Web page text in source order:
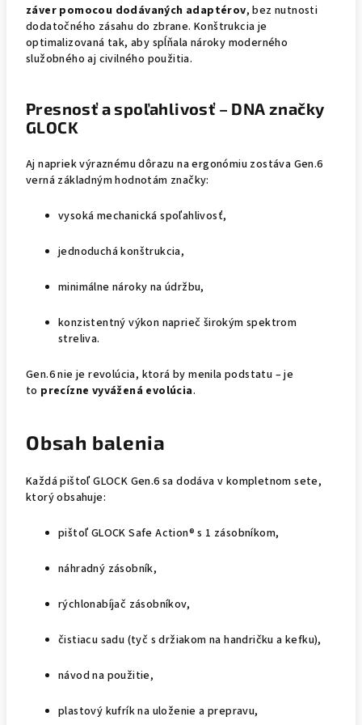
záver pomocou dodávaných adaptérov, bez nutnosti
dodatočného zásahu do zbrane. Konštrukcia je
optimalizovaná tak, aby spĺňala nároky moderného
služobného aj civilného použitia.
Presnosť a spoľahlivosť – DNA značky
GLOCK
Aj napriek výraznému dôrazu na ergonómiu zostáva Gen.6
verná základným hodnotám značky:
vysoká mechanická spoľahlivosť,
jednoduchá konštrukcia,
minimálne nároky na údržbu,
konzistentný výkon naprieč širokým spektrom
streliva.
Gen.6 nie je revolúcia, ktorá by menila podstatu – je
to precízne vyvážená evolúcia.
Obsah balenia
Každá pištoľ GLOCK Gen.6 sa dodáva v kompletnom sete,
ktorý obsahuje:
pištoľ GLOCK Safe Action® s 1 zásobníkom,
náhradný zásobník,
rýchlonabíjač zásobníkov,
čistiacu sadu (tyč s držiakom na handričku a kefku),
návod na použitie,
plastový kufrík na uloženie a prepravu,